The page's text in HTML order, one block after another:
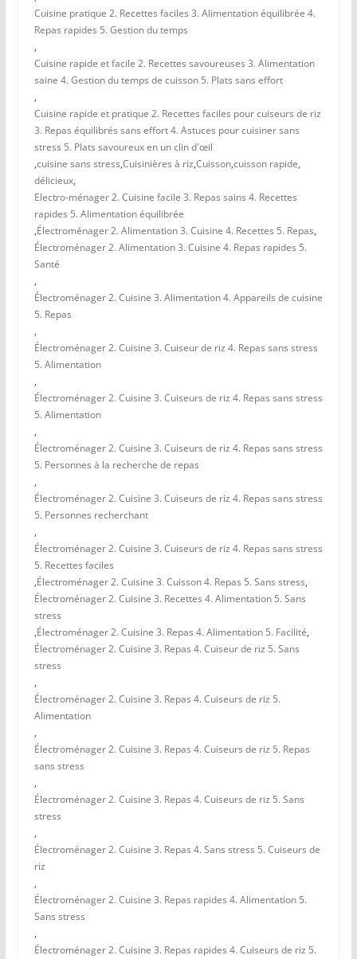
Cuisine pratique 2. Recettes faciles 3. Alimentation équilibrée 4.
Repas rapides 5. Gestion du temps
,
Cuisine rapide et facile 2. Recettes savoureuses 3. Alimentation
saine 4. Gestion du temps de cuisson 5. Plats sans effort
,
Cuisine rapide et pratique 2. Recettes faciles pour cuiseurs de riz
3. Repas équilibrés sans effort 4. Astuces pour cuisiner sans
stress 5. Plats savoureux en un clin d'œil
,cuisine sans stress,Cuisinières à riz,Cuisson,cuisson rapide,
délicieux,
Electro-ménager 2. Cuisine facile 3. Repas sains 4. Recettes
rapides 5. Alimentation équilibrée
,Électroménager 2. Alimentation 3. Cuisine 4. Recettes 5. Repas,
Électroménager 2. Alimentation 3. Cuisine 4. Repas rapides 5.
Santé
,
Électroménager 2. Cuisine 3. Alimentation 4. Appareils de cuisine
5. Repas
,
Électroménager 2. Cuisine 3. Cuiseur de riz 4. Repas sans stress
5. Alimentation
,
Électroménager 2. Cuisine 3. Cuiseurs de riz 4. Repas sans stress
5. Alimentation
,
Électroménager 2. Cuisine 3. Cuiseurs de riz 4. Repas sans stress
5. Personnes à la recherche de repas
,
Électroménager 2. Cuisine 3. Cuiseurs de riz 4. Repas sans stress
5. Personnes recherchant
,
Électroménager 2. Cuisine 3. Cuiseurs de riz 4. Repas sans stress
5. Recettes faciles
,Électroménager 2. Cuisine 3. Cuisson 4. Repas 5. Sans stress,
Électroménager 2. Cuisine 3. Recettes 4. Alimentation 5. Sans
stress
,Électroménager 2. Cuisine 3. Repas 4. Alimentation 5. Facilité,
Électroménager 2. Cuisine 3. Repas 4. Cuiseur de riz 5. Sans
stress
,
Électroménager 2. Cuisine 3. Repas 4. Cuiseurs de riz 5.
Alimentation
,
Électroménager 2. Cuisine 3. Repas 4. Cuiseurs de riz 5. Repas
sans stress
,
Électroménager 2. Cuisine 3. Repas 4. Cuiseurs de riz 5. Sans
stress
,
Électroménager 2. Cuisine 3. Repas 4. Sans stress 5. Cuiseurs de
riz
,
Électroménager 2. Cuisine 3. Repas rapides 4. Alimentation 5.
Sans stress
,
Électroménager 2. Cuisine 3. Repas rapides 4. Cuiseurs de riz 5.